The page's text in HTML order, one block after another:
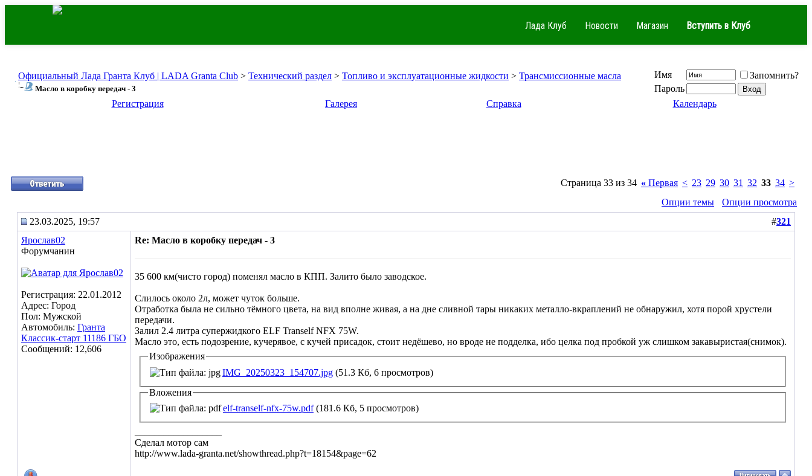
Лада Клуб Новости Магазин Вступить в Клуб
Официальный Лада Гранта Клуб | LADA Granta Club > Технический раздел > Топливо и эксплуатационные жидкости > Трансмиссионные масла
Масло в коробку передач - 3
Имя
Запомнить?
Пароль
Регистрация
Галерея Справка Календарь
Страница 33 из 34 « Первая < 23 29 30 31 32 33 34 >
Опции темы
Опции просмотра
23.03.2025, 19:57
#321
Ярослав02
Форумчанин
Регистрация: 22.01.2012
Адрес: Город
Пол: Мужской
Автомобиль: Гранта
Классик-старт 11186 ГБО
Сообщений: 12,606
Re: Масло в коробку передач - 3
35 600 км(чисто город) поменял масло в КПП. Залито было заводское.
Слилось около 2л, может чуток больше.
Отработка была не сильно тёмного цвета, на вид вполне живая, а на дне сливной тары никаких металло-вкраплений не обнаружил, хотя порой хрустели
передачи.
Залил 2.4 литра супержидкого ELF Tranself NFX 75W.
Масло это, есть подозрение, кучерявое, с кучей присадок, стоит недёшево, но вроде не подделка, ибо целка под пробкой уж слишком закавыристая(снимок).
Изображения
IMG_20250323_154707.jpg (51.3 Кб, 6 просмотров)
Вложения
elf-tranself-nfx-75w.pdf(181.6 Кб, 5 просмотров)
Сделал мотор сам
http://www.lada-granta.net/showthread.php?t=18154&page=62